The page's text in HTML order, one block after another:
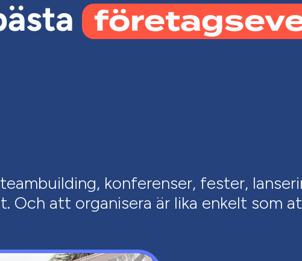
konferenser, fester,
Och att organisera är lika enkelt som